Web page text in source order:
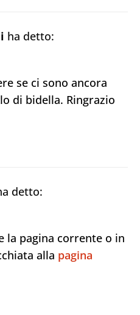
ha detto:
se ci sono ancora
di bidella. Ringrazio
detto:
la pagina corrente o in
alla pagina